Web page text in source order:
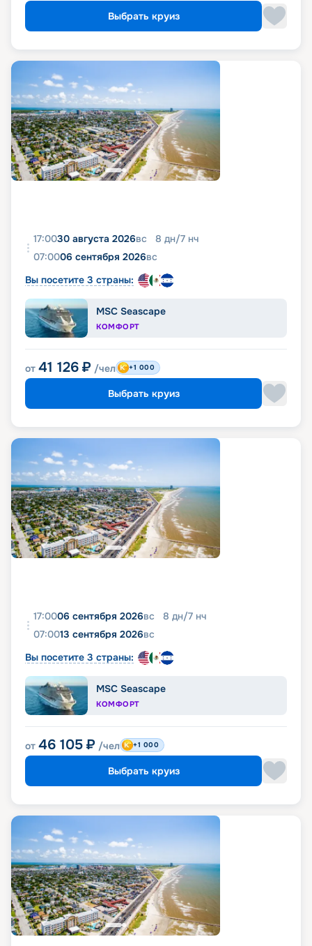
Выбрать круиз
17:0030 августа 2026вс 8 дн/7 нч
07:0006 сентября 2026вс
Вы посетите 3 страны:
MSC Seascape
КОМФОРТ
от 41 126 ₽ /чел +1 000
Выбрать круиз
17:0006 сентября 2026вс 8 дн/7 нч
07:0013 сентября 2026вс
Вы посетите 3 страны:
MSC Seascape
КОМФОРТ
от 46 105 ₽ /чел +1 000
Выбрать круиз